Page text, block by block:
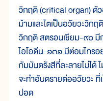
วิกฤติ (critical organ) ตั
ม้ามและไตเป็นอวัยวะวิก
วิกฤติ สตรอนเชียม-๙๐ มี
ไอโอดีน-๑๓๑ มีต่อมไทร
กัมมันตรังสีที่ละลายไม่ได้
จะทำอันตรายต่ออวัยวะ ที่
ปอด